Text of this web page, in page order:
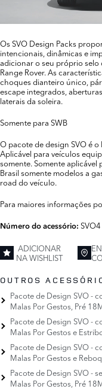
Os SVO Design Packs
intencionais, dinâmicas e
adicionar o seu próprio selo
Range Rover. As
choques dianteiro único,
escape integrados,
laterais da soleira.
Somente para SWB
O pacote de design SVO é
Aplicável para veículos
somente. Somente aplicável
Brasil somente modelos a
road do veículo.
Para maiores informações
Número do acessório: SVO4
ADICIONAR
NA WISHLIST
OUTROS
Pacote de Design SVO -
Malas Por Gestos, Pré
Pacote de Design SVO -
Malas Por Gestos e
Pacote de Design SVO -
Malas Por Gestos e
Pacote de Design SVO -
Malas Por Gestos, Pré